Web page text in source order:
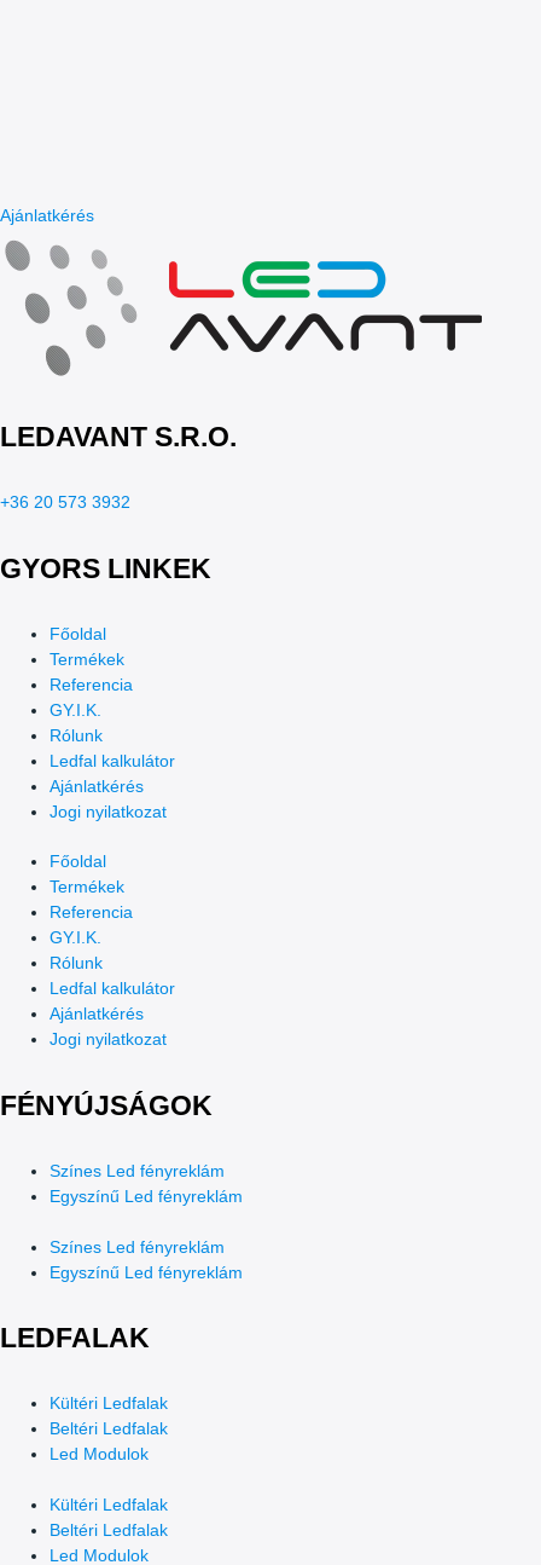
Ajánlatkérés
LEDAVANT S.R.O.
+36 20 573 3932
GYORS LINKEK
Főoldal
Termékek
Referencia
GY.I.K.
Rólunk
Ledfal kalkulátor
Ajánlatkérés
Jogi nyilatkozat
Főoldal
Termékek
Referencia
GY.I.K.
Rólunk
Ledfal kalkulátor
Ajánlatkérés
Jogi nyilatkozat
FÉNYÚJSÁGOK
Színes Led fényreklám
Egyszínű Led fényreklám
Színes Led fényreklám
Egyszínű Led fényreklám
LEDFALAK
Kültéri Ledfalak
Beltéri Ledfalak
Led Modulok
Kültéri Ledfalak
Beltéri Ledfalak
Led Modulok